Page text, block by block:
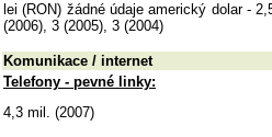
lei (RON) žádné údaje americký dolar -
(2006), 3 (2005), 3 (2004)
Komunikace / internet
Telefony - pevné linky:
4,3 mil. (2007)